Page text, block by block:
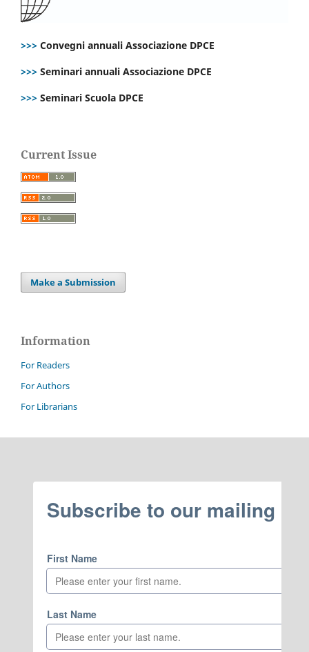
>>> Convegni annuali Associazione DPCE
>>> Seminari annuali Associazione DPCE
>>> Seminari Scuola DPCE
Current Issue
Make a Submission
Information
For Readers
For Authors
For Librarians